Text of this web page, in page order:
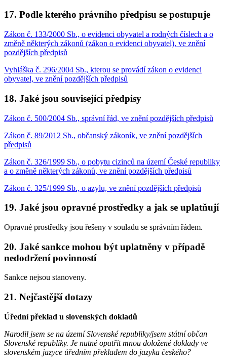
17. Podle kterého právního předpisu se postupuje
Zákon č. 133/2000 Sb., o evidenci obyvatel a rodných číslech a o
změně některých zákonů (zákon o evidenci obyvatel), ve znění
pozdějších předpisů
Vyhláška č. 296/2004 Sb., kterou se provádí zákon o evidenci
obyvatel, ve znění pozdějších předpisů
18. Jaké jsou související předpisy
Zákon č. 500/2004 Sb., správní řád, ve znění pozdějších předpisů
Zákon č. 89/2012 Sb., občanský zákoník, ve znění pozdějších
předpisů
Zákon č. 326/1999 Sb., o pobytu cizinců na území České republiky
a o změně některých zákonů, ve znění pozdějších předpisů
Zákon č. 325/1999 Sb., o azylu, ve znění pozdějších předpisů
19. Jaké jsou opravné prostředky a jak se uplatňují
Opravné prostředky jsou řešeny v souladu se správním řádem.
20. Jaké sankce mohou být uplatněny v případě
nedodržení povinností
Sankce nejsou stanoveny.
21. Nejčastější dotazy
Úřední překlad u slovenských dokladů
Narodil jsem se na území Slovenské republiky/jsem státní občan
Slovenské republiky. Je nutné opatřit mnou doložené doklady ve
slovenském jazyce úředním překladem do jazyka českého?